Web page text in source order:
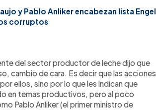
y Pablo Anliker encabezan lista Engel
corruptos
del sector productor de leche dijo que
cambio de cara. Es decir que las acciones
ellos, sino por lo que les indican que
en temas productivos, pero al poco
Pablo Anliker (el primer ministro de